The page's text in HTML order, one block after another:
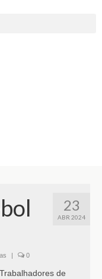
23
ABR 2024
| 0
de